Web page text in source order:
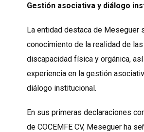
Gestión asociativa y diálogo
La entidad destaca de Meseguer
conocimiento de la realidad de
discapacidad física y orgánica,
experiencia en la gestión
diálogo institucional.
En sus primeras declaraciones
de COCEMFE CV, Meseguer ha